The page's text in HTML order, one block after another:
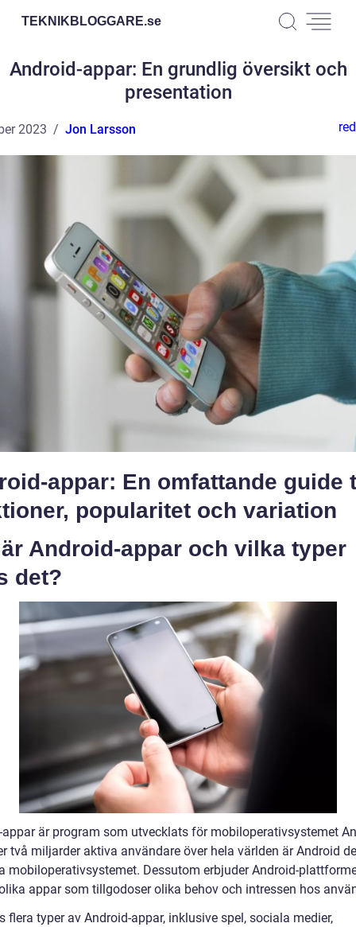
TEKNIKBLOGGARE.se
Android-appar: En grundlig översikt och
presentation
2023 Jon Larsson
appar: En omfattande guide
popularitet och variation
Android-appar och vilka typer
det?
appar är program som utvecklats för mobiloperativsystemet
två miljarder aktiva användare över hela världen är Android
mobiloperativsystemet. Dessutom erbjuder Android-
appar som tillgodoser olika behov och intressen hos
flera typer av Android-appar, inklusive spel, sociala medier,